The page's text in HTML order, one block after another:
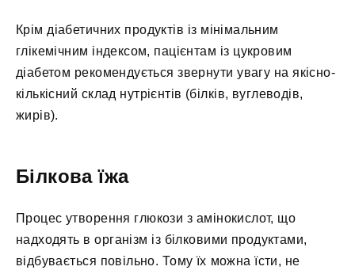
Крім діабетичних продуктів із мінімальним
глікемічним індексом, пацієнтам із цукровим
діабетом рекомендується звернути увагу на якісно-
кількісний склад нутрієнтів (білків, вуглеводів,
жирів).
Білкова їжа
Процес утворення глюкози з амінокислот, що
надходять в організм із білковими продуктами,
відбувається повільно. Тому їх можна їсти, не